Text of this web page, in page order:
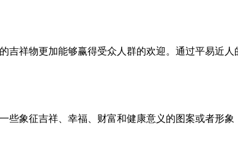
祥物更加能够赢得受众人群的欢迎。通过平易近人
象征吉祥、幸福、财富和健康意义的图案或者形